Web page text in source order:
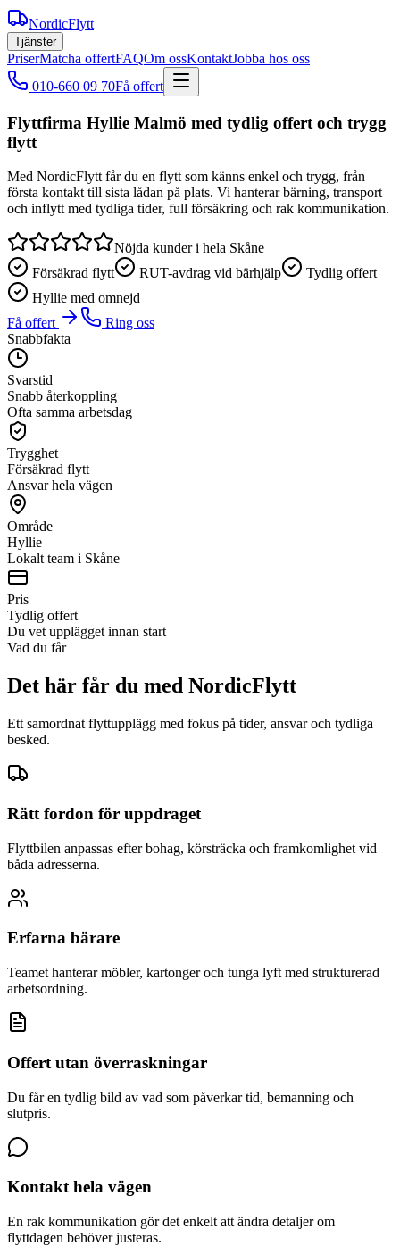
NordicFlytt
Tjänster
PriserMatcha offertFAQOm ossKontaktJobba hos oss
010-660 09 70Få offert
Flyttfirma Hyllie Malmö med tydlig offert och trygg
flytt
Med NordicFlytt får du en flytt som känns enkel och trygg, från
första kontakt till sista lådan på plats. Vi hanterar bärning, transport
och inflytt med tydliga tider, full försäkring och rak kommunikation.
Nöjda kunder i hela Skåne
Försäkrad flytt
RUT-avdrag vid bärhjälp
Tydlig offert
Hyllie med omnejd
Få offert
Ring oss
Snabbfakta
Svarstid
Snabb återkoppling
Ofta samma arbetsdag
Trygghet
Försäkrad flytt
Ansvar hela vägen
Område
Hyllie
Lokalt team i Skåne
Pris
Tydlig offert
Du vet upplägget innan start
Vad du får
Det här får du med NordicFlytt
Ett samordnat flyttupplägg med fokus på tider, ansvar och tydliga
besked.
Rätt fordon för uppdraget
Flyttbilen anpassas efter bohag, körsträcka och framkomlighet vid
båda adresserna.
Erfarna bärare
Teamet hanterar möbler, kartonger och tunga lyft med strukturerad
arbetsordning.
Offert utan överraskningar
Du får en tydlig bild av vad som påverkar tid, bemanning och
slutpris.
Kontakt hela vägen
En rak kommunikation gör det enkelt att ändra detaljer om
flyttdagen behöver justeras.